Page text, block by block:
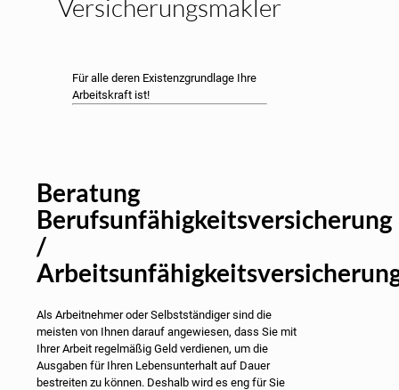
Versicherungsmakler
Für alle deren Existenzgrundlage Ihre
Arbeitskraft ist!
Beratung
Berufsunfähigkeitsversicherung
/
Als Arbeitnehmer oder Selbstständiger sind die
meisten von Ihnen darauf angewiesen, dass Sie mit
Ihrer Arbeit regelmäßig Geld verdienen, um die
Ausgaben für Ihren Lebensunterhalt auf Dauer
bestreiten zu können. Deshalb wird es eng für Sie